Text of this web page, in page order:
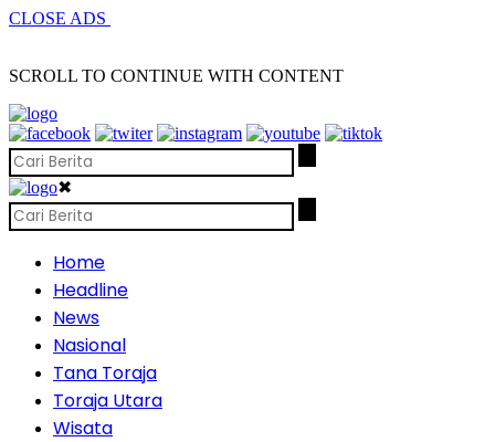
CLOSE ADS
SCROLL TO CONTINUE WITH CONTENT
✖
Home
Headline
News
Nasional
Tana Toraja
Toraja Utara
Wisata